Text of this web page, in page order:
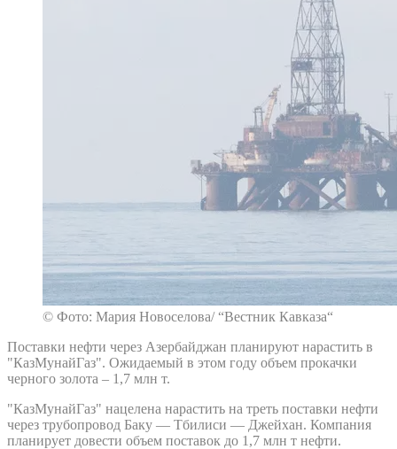
© Фото: Мария Новоселова/ “Вестник Кавказа“
Поставки нефти через Азербайджан планируют нарастить в
"КазМунайГаз". Ожидаемый в этом году объем прокачки
черного золота – 1,7 млн т.
"КазМунайГаз" нацелена нарастить на треть поставки нефти
через трубопровод Баку — Тбилиси — Джейхан. Компания
планирует довести объем поставок до 1,7 млн т нефти.